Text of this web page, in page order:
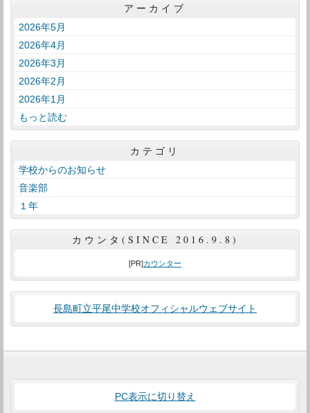
アーカイブ
2026年5月
2026年4月
2026年3月
2026年2月
2026年1月
もっと読む
カテゴリ
学校からのお知らせ
音楽部
１年
カウンタ(SINCE 2016.9.8)
[PR]カウンター
長島町立平尾中学校オフィシャルウェブサイト
PC表示に切り替え